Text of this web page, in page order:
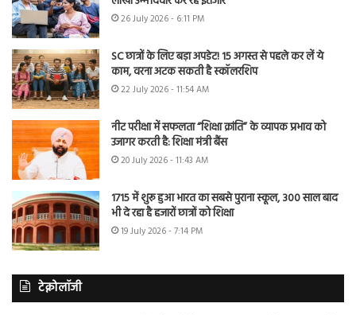
26 July 2026 - 6:11 PM
SC छात्रों के लिए बड़ा अपडेट! 15 अगस्त से पहले कर लें ये
काम, वरना अटक सकती है स्कॉलरशिप
22 July 2026 - 11:54 AM
नीट परीक्षा में सफलता “शिक्षा क्रांति” के व्यापक प्रभाव को
उजागर करती है: शिक्षा मंत्री बैंस
20 July 2026 - 11:43 AM
1715 में शुरू हुआ भारत का सबसे पुराना स्कूल, 300 साल बाद
भी दे रहा है हजारों छात्रों को शिक्षा
19 July 2026 - 7:14 PM
टेक्नोलॉजी